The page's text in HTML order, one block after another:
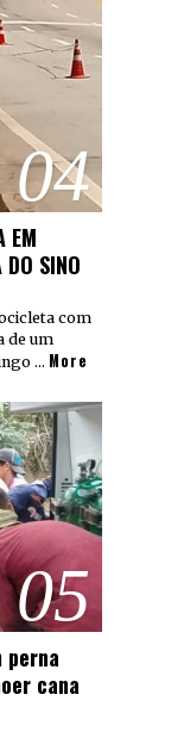
04
EM
SINO
com
de um
… More
05
cana